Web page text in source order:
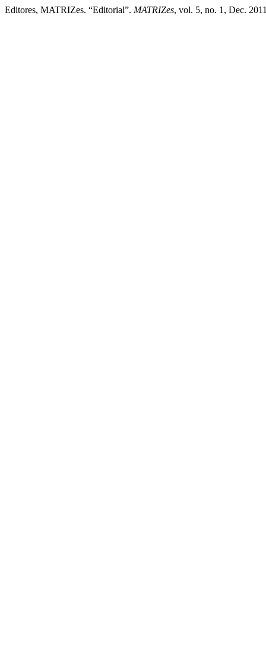
Editores, MATRIZes. “Editorial”. MATRIZes, vol. 5, no. 1, Dec.